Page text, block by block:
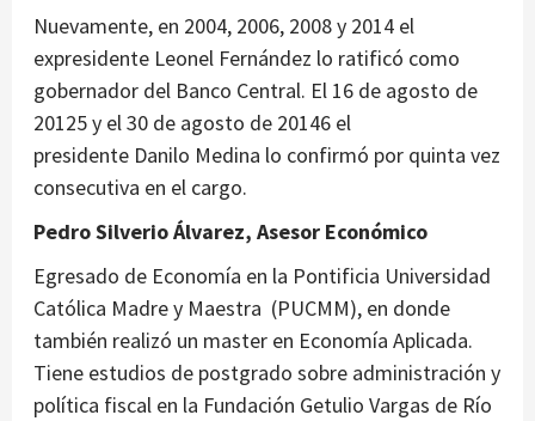
Nuevamente, en 2004, 2006, 2008 y 2014 el
expresidente Leonel Fernández lo ratificó como
gobernador del Banco Central. El 16 de agosto de
20125 y el 30 de agosto de 20146 el
presidente Danilo Medina lo confirmó por quinta vez
consecutiva en el cargo.
Pedro Silverio Álvarez, Asesor Económico
Egresado de Economía en la Pontificia Universidad
Católica Madre y Maestra (PUCMM), en donde
también realizó un master en Economía Aplicada.
Tiene estudios de postgrado sobre administración y
política fiscal en la Fundación Getulio Vargas de Río